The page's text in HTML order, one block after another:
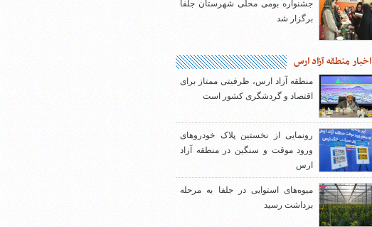
جشنواره بومی محلی شهرستان جلفا
برگزار شد
اخبار منطقه آزاد ارس
منطقه آزاد ارس، ظرفیتی ممتاز برای
اقتصاد و گردشگری کشور است
رونمایی از نخستین پلاک خودروهای
ورود موقت و سنگین در منطقه آزاد
ارس
میوه‌های استوایی در جلفا به مرحله
برداشت رسید